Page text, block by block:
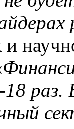
и
раз.